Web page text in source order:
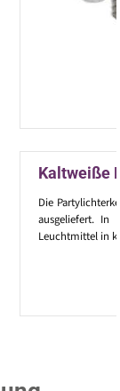
Kaltweiße
Die
ausgeliefert. In
Leuchtmittel in